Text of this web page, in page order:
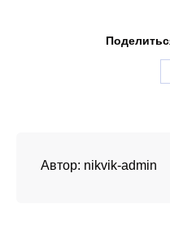
Автор: nikvik-admin